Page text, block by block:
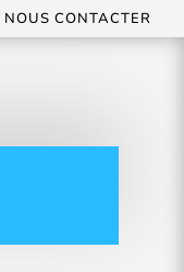
NOUS CONTACTER